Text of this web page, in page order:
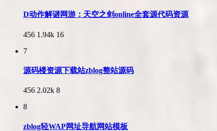
D动作解谜网游：天空之剑online全套源代码资源
456 1.94k 16
7
源码楼资源下载站zblog整站源码
456 2.02k 8
8
zblog轻WAP网址导航网站模板